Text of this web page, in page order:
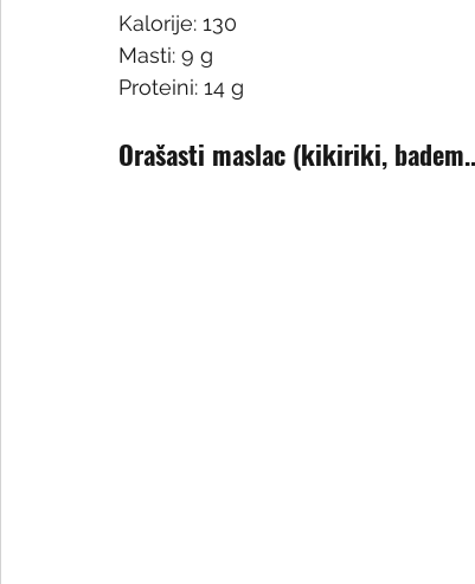
Kalorije: 130
Masti: 9 g
Proteini: 14 g
Orašasti maslac (kikiriki,